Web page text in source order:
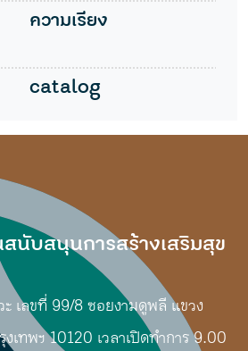
ความเรียง
catalog
นับสนุนการสร้างเสริมสุข
ะ เลขที่ 99/8 ซอยงามดูพลี แขวง
เทพฯ 10120 เวลาเปิดทำการ 9.00